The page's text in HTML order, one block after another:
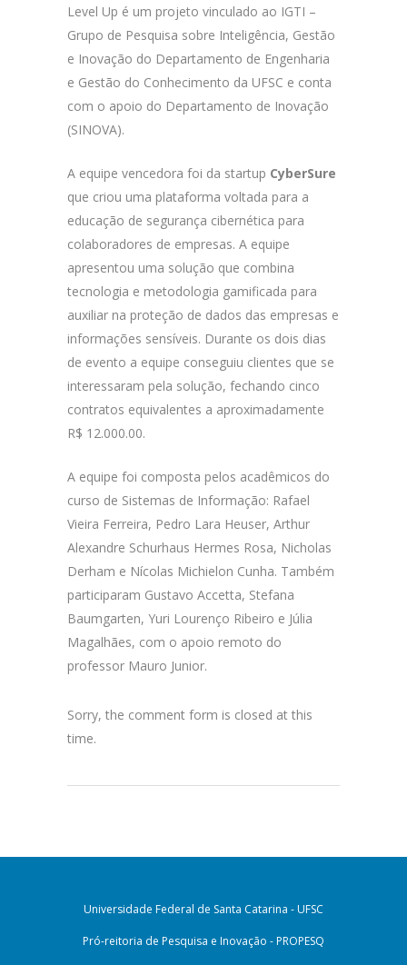
Level Up é um projeto vinculado ao IGTI –
Grupo de Pesquisa sobre Inteligência, Gestão
e Inovação do Departamento de Engenharia
e Gestão do Conhecimento da UFSC e conta
com o apoio do Departamento de Inovação
(SINOVA).
A equipe vencedora foi da startup CyberSure
que criou uma plataforma voltada para a
educação de segurança cibernética para
colaboradores de empresas. A equipe
apresentou uma solução que combina
tecnologia e metodologia gamificada para
auxiliar na proteção de dados das empresas e
informações sensíveis. Durante os dois dias
de evento a equipe conseguiu clientes que se
interessaram pela solução, fechando cinco
contratos equivalentes a aproximadamente
R$ 12.000.00.
A equipe foi composta pelos acadêmicos do
curso de Sistemas de Informação: Rafael
Vieira Ferreira, Pedro Lara Heuser, Arthur
Alexandre Schurhaus Hermes Rosa, Nicholas
Derham e Nícolas Michielon Cunha. Também
participaram Gustavo Accetta, Stefana
Baumgarten, Yuri Lourenço Ribeiro e Júlia
Magalhães, com o apoio remoto do
professor Mauro Junior.
Sorry, the comment form is closed at this
time.
Universidade Federal de Santa Catarina - UFSC
Pró-reitoria de Pesquisa e Inovação - PROPESQ